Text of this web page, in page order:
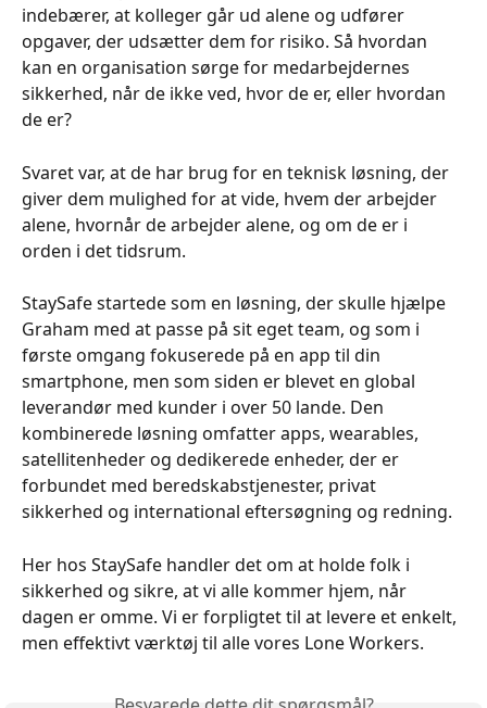
indebærer, at kolleger går ud alene og udfører
opgaver, der udsætter dem for risiko. Så hvordan
kan en organisation sørge for medarbejdernes
sikkerhed, når de ikke ved, hvor de er, eller hvordan
de er?
Svaret var, at de har brug for en teknisk løsning, der
giver dem mulighed for at vide, hvem der arbejder
alene, hvornår de arbejder alene, og om de er i
orden i det tidsrum.
StaySafe startede som en løsning, der skulle hjælpe
Graham med at passe på sit eget team, og som i
første omgang fokuserede på en app til din
smartphone, men som siden er blevet en global
leverandør med kunder i over 50 lande. Den
kombinerede løsning omfatter apps, wearables,
satellitenheder og dedikerede enheder, der er
forbundet med beredskabstjenester, privat
sikkerhed og international eftersøgning og redning.
Her hos StaySafe handler det om at holde folk i
sikkerhed og sikre, at vi alle kommer hjem, når
dagen er omme. Vi er forpligtet til at levere et enkelt,
men effektivt værktøj til alle vores Lone Workers.